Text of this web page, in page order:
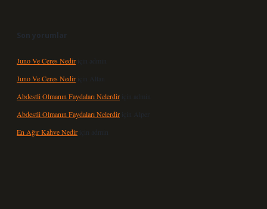
Son yorumlar
Juno Ve Ceres Nedir için
admin
Juno Ve Ceres Nedir için Altan
Abdestli Olmanın Faydaları Nelerdir için
admin
Abdestli Olmanın Faydaları Nelerdir için Alper
En Ağır Kahve Nedir için admin